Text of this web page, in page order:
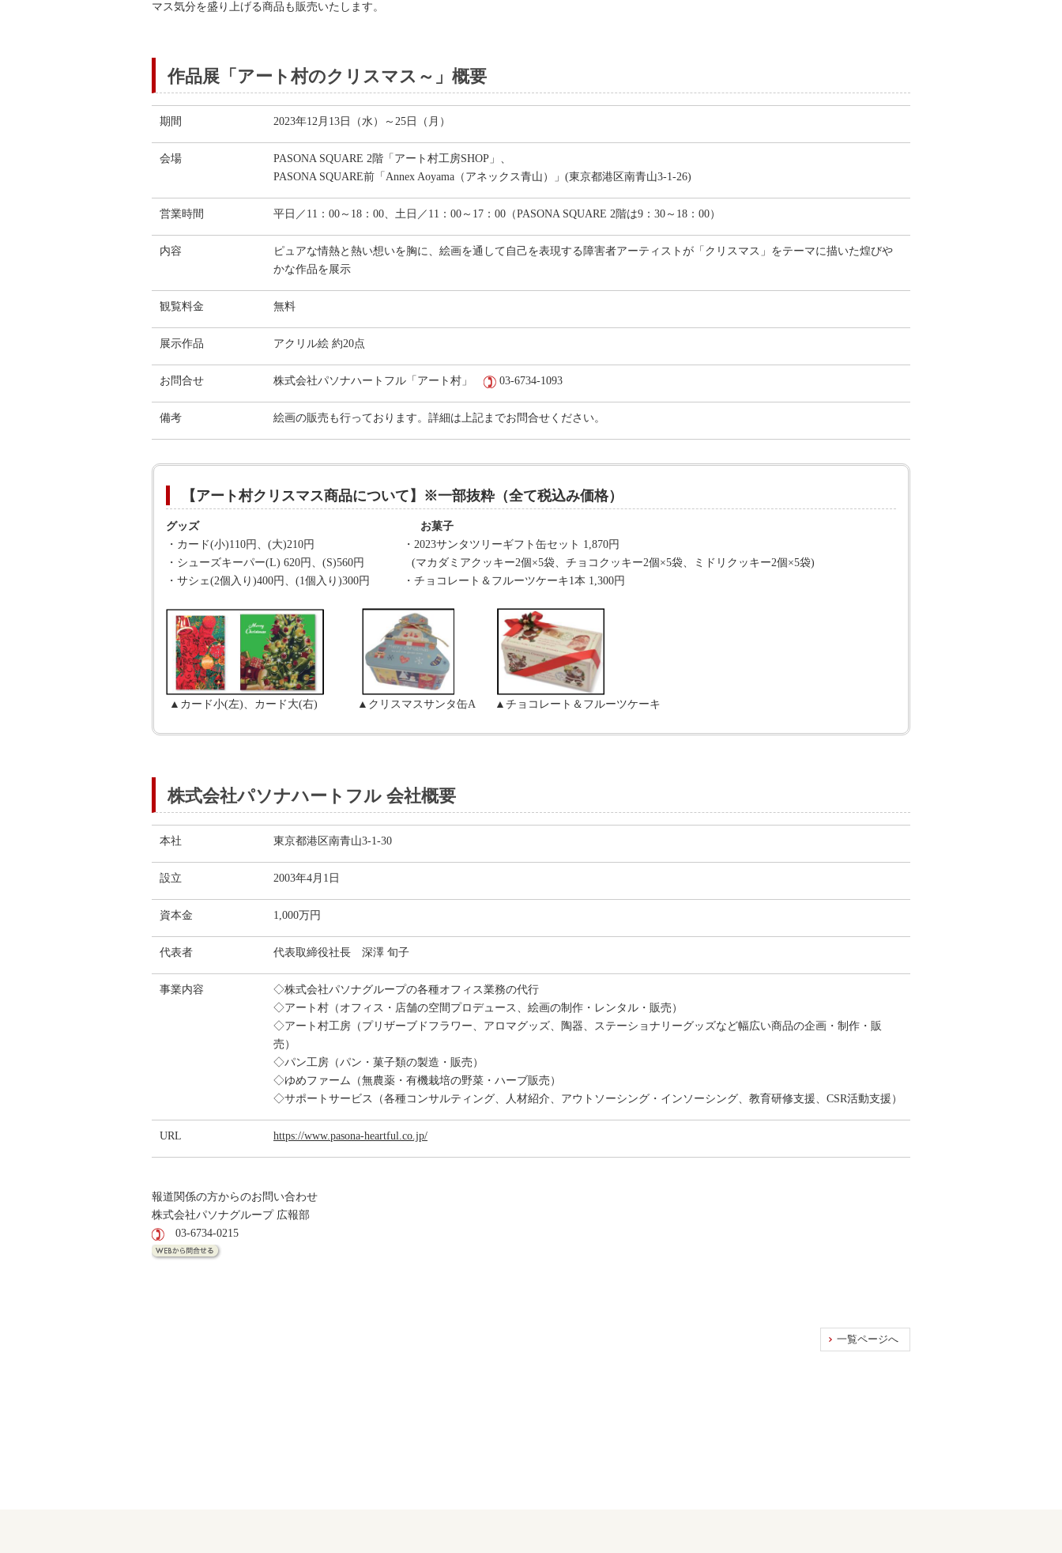
マス気分を盛り上げる商品も販売いたします。
作品展「アート村のクリスマス～」概要
期間 2023年12月13日（水）～25日（月）
会場
PASONA SQUARE 2階「アート村工房SHOP」、
PASONA SQUARE前「Annex Aoyama（アネックス青山）」(東京都港区南青山3-1-26)
営業時間 平日／11：00～18：00、土日／11：00～17：00（PASONA SQUARE 2階は9：30～18：00）
内容
ピュアな情熱と熱い想いを胸に、絵画を通して自己を表現する障害者アーティストが「クリスマス」をテーマに描いた煌びや
かな作品を展示
観覧料金 無料
展示作品 アクリル絵 約20点
お問合せ 株式会社パソナハートフル「アート村」 03-6734-1093
備考 絵画の販売も行っております。詳細は上記までお問合せください。
【アート村クリスマス商品について】※一部抜粋（全て税込み価格）
グッズ お菓子
・カード(小)110円、(大)210円 ・2023サンタツリーギフト缶セット 1,870円
・シューズキーパー(L) 620円、(S)560円 (マカダミアクッキー2個×5袋、チョコクッキー2個×5袋、ミドリクッキー2個×5袋)
・サシェ(2個入り)400円、(1個入り)300円 ・チョコレート＆フルーツケーキ1本 1,300円
▲カード小(左)、カード大(右) ▲クリスマスサンタ缶A ▲チョコレート＆フルーツケーキ
株式会社パソナハートフル 会社概要
本社 東京都港区南青山3-1-30
設立 2003年4月1日
資本金 1,000万円
代表者 代表取締役社長 深澤 旬子
事業内容
◇株式会社パソナグループの各種オフィス業務の代行
◇アート村（オフィス・店舗の空間プロデュース、絵画の制作・レンタル・販売）
◇アート村工房（プリザーブドフラワー、アロマグッズ、陶器、ステーショナリーグッズなど幅広い商品の企画・制作・販
売）
◇パン工房（パン・菓子類の製造・販売）
◇ゆめファーム（無農薬・有機栽培の野菜・ハーブ販売）
◇サポートサービス（各種コンサルティング、人材紹介、アウトソーシング・インソーシング、教育研修支援、CSR活動支援）
URL https://www.pasona-heartful.co.jp/
報道関係の方からのお問い合わせ
株式会社パソナグループ 広報部
03-6734-0215
一覧ページへ